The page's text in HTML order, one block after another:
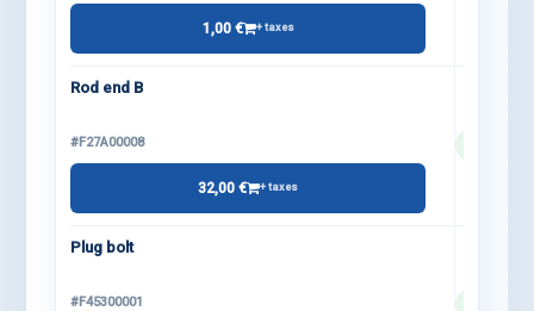
1,00 € + taxes
Rod end B
#F27A00008
32,00 € + taxes
Plug bolt
#F45300001